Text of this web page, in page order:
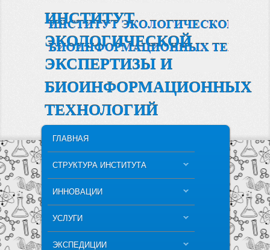
ИНСТИТУТ
ЭКОЛОГИЧЕСКОЙ
ЭКСПЕРТИЗЫ И
БИОИНФОРМАЦИОННЫХ
ТЕХНОЛОГИЙ
SKIP TO PRIMARY CONTENT
SKIP TO SECONDARY CONTENT
ГЛАВНАЯ
СТРУКТУРА ИНСТИТУТА
ИННОВАЦИИ
УСЛУГИ
ЭКСПЕДИЦИИ